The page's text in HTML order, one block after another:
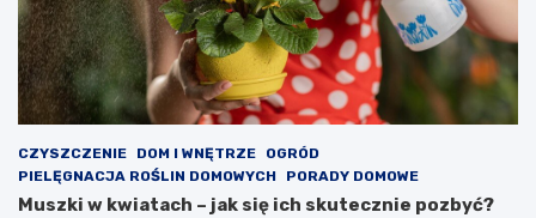
CZYSZCZENIE DOM I WNĘTRZE
OGRÓD
PIELĘGNACJA ROŚLIN DOMOWYCH
PORADY DOMOWE
Muszki w kwiatach – jak się ich skutecznie pozbyć?